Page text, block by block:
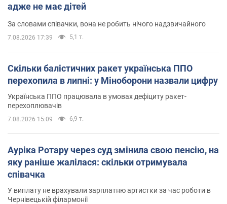
адже не має дітей
За словами співачки, вона не робить нічого надзвичайного
7.08.2026 17:39 5,1 т.
Скільки балістичних ракет українська ППО
перехопила в липні: у Міноборони назвали цифру
Українська ППО працювала в умовах дефіциту ракет-
перехоплювачів
7.08.2026 15:09 6,9 т.
Ауріка Ротару через суд змінила свою пенсію, на
яку раніше жалілася: скільки отримувала
співачка
У виплату не врахували зарплатню артистки за час роботи в
Чернівецькій філармонії